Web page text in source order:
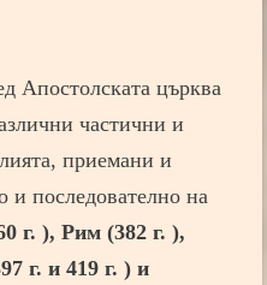
Апостолската църква
частични и
приемани и
и последователно на
г. ), Рим (382 г. ),
г. и 419 г. ) и